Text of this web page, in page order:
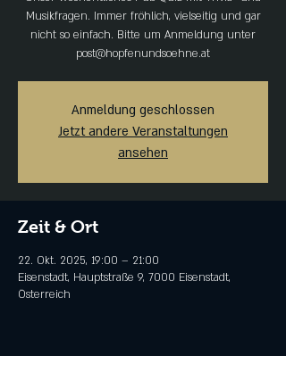
Musikfragen. Immer fröhlich, vielseitig und gar
nicht so einfach. Bitte um Anmeldung unter
post@hopfenundsoehne.at
Anmeldung geschlossen
Jetzt andere Veranstaltungen
ansehen
Zeit & Ort
22. Okt. 2025, 19:00 – 21:00
Eisenstadt, Hauptstraße 9, 7000 Eisenstadt,
Österreich